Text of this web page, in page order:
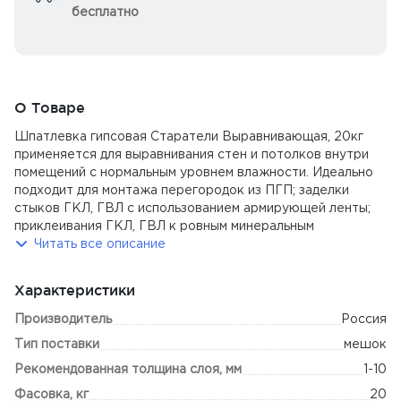
бесплатно
О Товаре
Шпатлевка гипсовая Старатели Выравнивающая, 20кг
применяется для выравнивания стен и потолков внутри
помещений с нормальным уровнем влажности. Идеально
подходит для монтажа перегородок из ПГП; заделки
стыков ГКЛ, ГВЛ с использованием армирующей ленты;
приклеивания ГКЛ, ГВЛ к ровным минеральным
поверхностям; заделки повреждений и головок
гипсовых элементов (лепнины); создания декоративных
фактурных поверхностей.
Сфера работ
Внутренние работы (нормальная влажность)
Читать все описание
Характеристики
Производитель
Россия
Тип поставки
мешок
Рекомендованная толщина слоя, мм
1-10
Фасовка, кг
20